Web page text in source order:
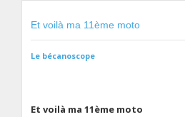
Et voilà ma 11ème moto
Le bécanoscope
Et voilà ma 11ème moto